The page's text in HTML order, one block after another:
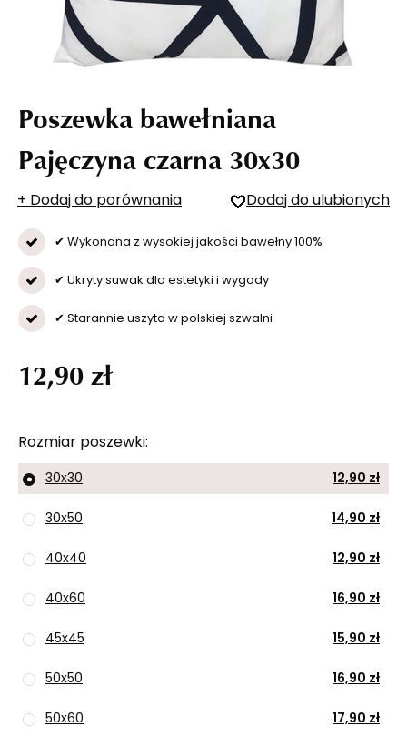
Poszewka bawełniana
Pajęczyna czarna 30x30
+ Dodaj do porównania Dodaj do ulubionych
✔ Wykonana z wysokiej jakości bawełny 100%
✔ Ukryty suwak dla estetyki i wygody
✔ Starannie uszyta w polskiej szwalni
Rozmiar poszewki
30x30 12,90 zł
30x50 14,90 zł
40x40 12,90 zł
40x60 16,90 zł
45x45 15,90 zł
50x50 16,90 zł
50x60 17,90 zł
12,90 zł